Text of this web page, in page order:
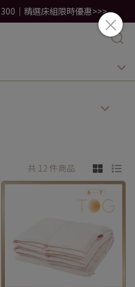
｜精選床組限時優惠>>>
共 12 件商品